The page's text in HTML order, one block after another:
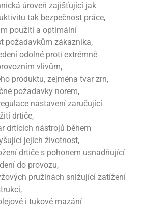
úroveň zajišťující jak
tak bezpečnost práce,
použití a optimální
požadavkům zákazníka,
odolné proti extrémně
vlivům,
produktu, zejména tvar zrn,
požadavky norem,
nastavení zaručující
drtiče,
drtících nástrojů během
jejich životnost,
drtiče s pohonem usnadňující
do provozu,
pružinách snižující zatížení
i tukové mazání